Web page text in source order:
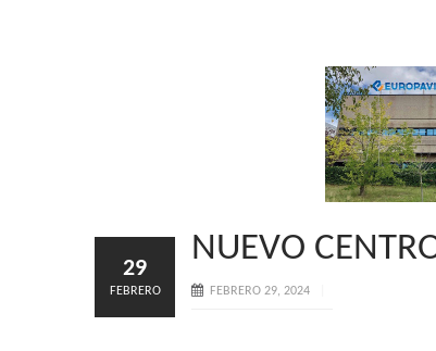
NUEVO
FEBRERO 29, 2024
29
FEBRERO